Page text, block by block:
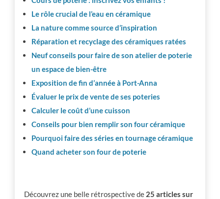
Le rôle crucial de l’eau en céramique
La nature comme source d’inspiration
Réparation et recyclage des céramiques ratées
Neuf conseils pour faire de son atelier de poterie
un espace de bien-être
Exposition de fin d’année à Port-Anna
Évaluer le prix de vente de ses poteries
Calculer le coût d’une cuisson
Conseils pour bien remplir son four céramique
Pourquoi faire des séries en tournage céramique
Quand acheter son four de poterie
Découvrez une belle rétrospective de 25 articles sur